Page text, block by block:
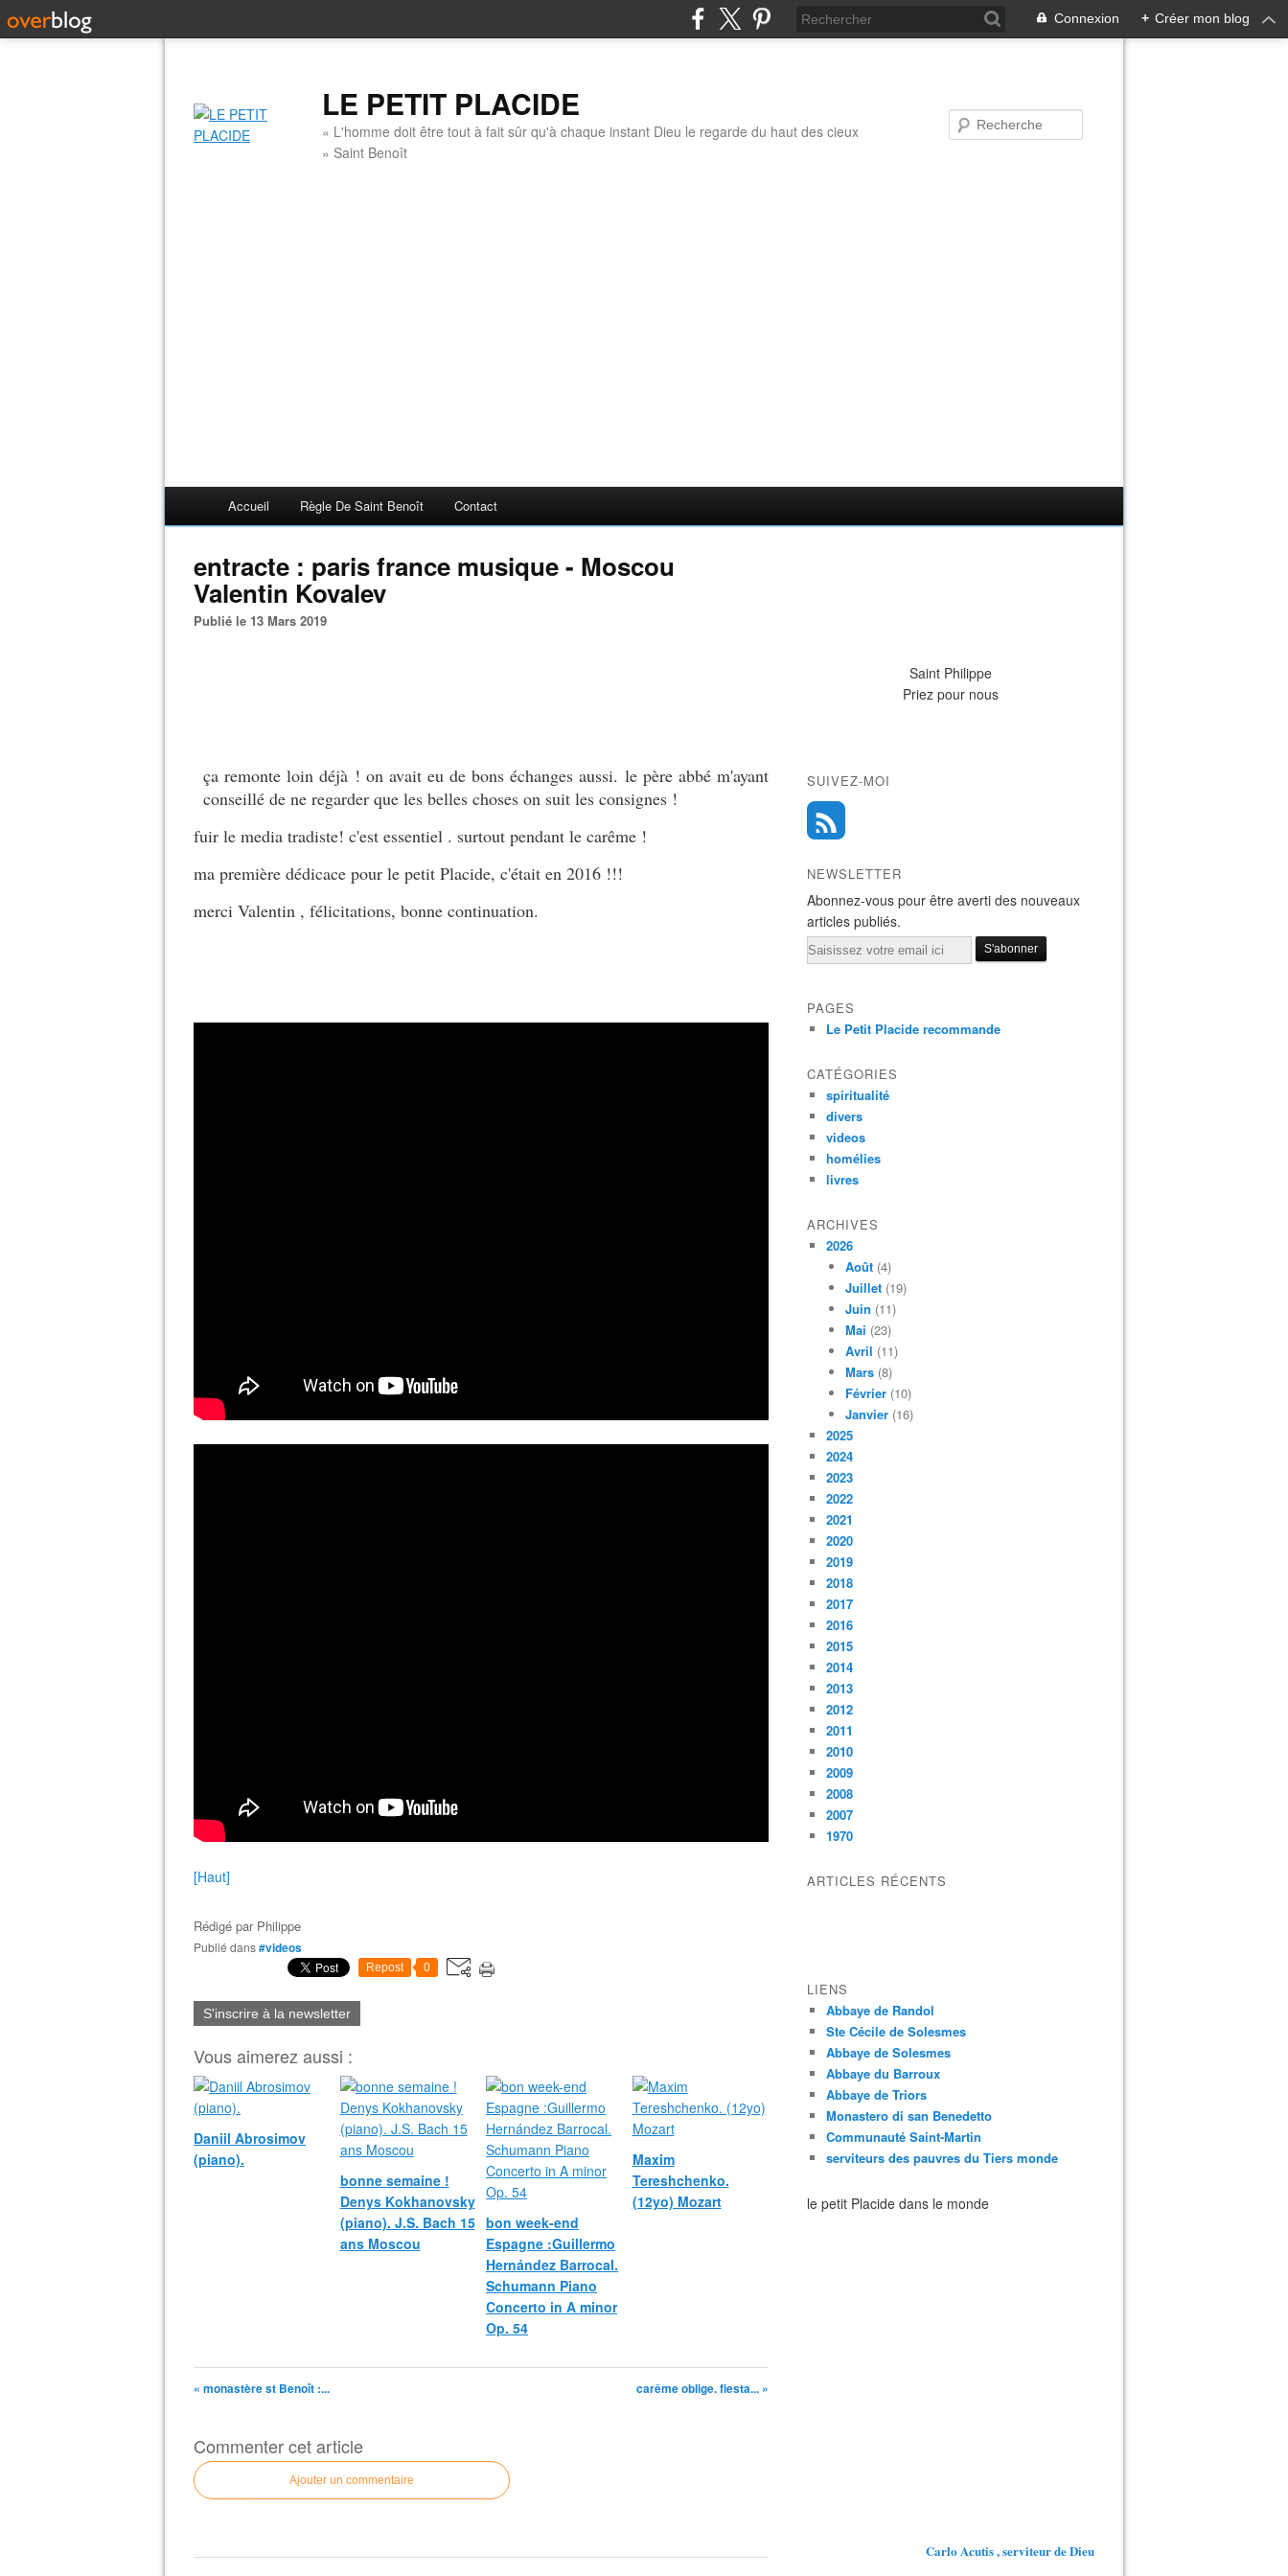
Connexion + Créer mon blog
LE PETIT PLACIDE
« L'homme doit être tout à fait sûr qu'à chaque instant Dieu le regarde du haut des cieux
» Saint Benoît
Accueil Règle De Saint Benoît Contact
entracte : paris france musique - Moscou
Valentin Kovalev
Publié le 13 Mars 2019
ça remonte loin déjà ! on avait eu de bons échanges aussi. le père abbé m'ayant
conseillé de ne regarder que les belles choses on suit les consignes !
fuir le media tradiste! c'est essentiel . surtout pendant le carême !
ma première dédicace pour le petit Placide, c'était en 2016 !!!
merci Valentin , félicitations, bonne continuation.
[Haut]
Rédigé par Philippe
Publié dans#videos
Repost 0
S'inscrire à la newsletter
Vous aimerez aussi :
Daniil Abrosimov
(piano).
bonne semaine !
Denys Kokhanovsky
(piano). J.S. Bach 15
ans Moscou
bon week-end
Espagne :Guillermo
Hernández Barrocal.
Schumann Piano
Concerto in A minor
Op. 54
Maxim
Tereshchenko.
(12yo) Mozart
« monastère st Benoît :... carême oblige. fiesta... »
Commenter cet article
Ajouter un commentaire
Saint Philippe
Priez pour nous
SUIVEZ-MOI
NEWSLETTER
Abonnez-vous pour être averti des nouveaux
articles publiés.
Email
PAGES
Le Petit Placide recommande
CATÉGORIES
spiritualité
divers
videos
homélies
livres
ARCHIVES
2026
Août (4)
Juillet (19)
Juin (11)
Mai (23)
Avril (11)
Mars (8)
Février (10)
Janvier (16)
2025
2024
2023
2022
2021
2020
2019
2018
2017
2016
2015
2014
2013
2012
2011
2010
2009
2008
2007
1970
ARTICLES RÉCENTS
LIENS
Abbaye de Randol
Ste Cécile de Solesmes
Abbaye de Solesmes
Abbaye du Barroux
Abbaye de Triors
Monastero di san Benedetto
Communauté Saint-Martin
serviteurs des pauvres du Tiers monde
le petit Placide dans le monde
Carlo Acutis , serviteur de Dieu